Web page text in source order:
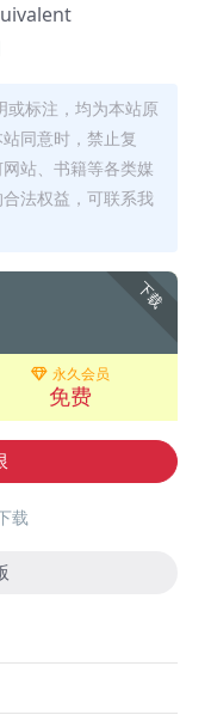
或标注，均为本站原
同意时，禁止复
站、书籍等各类媒
法权益，可联系我
下载
永久会员
免费
载